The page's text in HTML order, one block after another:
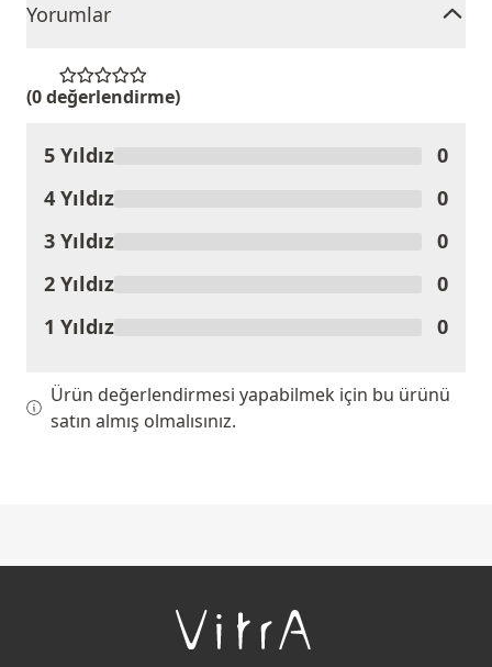
Yorumlar
(0 değerlendirme)
Ürünü Değerlendir
5 Yıldız
0
4 Yıldız
0
3 Yıldız
0
2 Yıldız
0
1 Yıldız
0
Ürün değerlendirmesi yapabilmek için bu ürünü
satın almış olmalısınız.